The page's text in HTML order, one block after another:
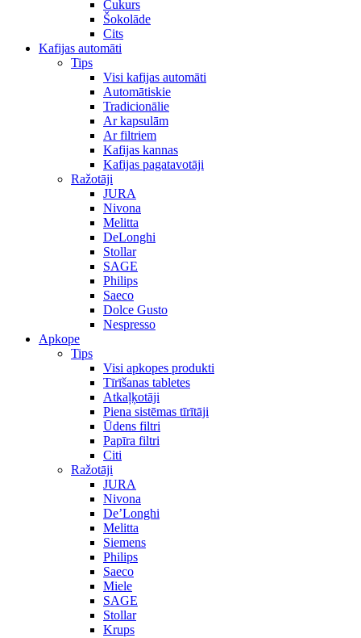
Cukurs
Šokolāde
Cits
Kafijas automāti
Tips
Visi kafijas automāti
Automātiskie
Tradicionālie
Ar kapsulām
Ar filtriem
Kafijas kannas
Kafijas pagatavotāji
Ražotāji
JURA
Nivona
Melitta
DeLonghi
Stollar
SAGE
Philips
Saeco
Dolce Gusto
Nespresso
Apkope
Tips
Visi apkopes produkti
Tīrīšanas tabletes
Atkaļķotāji
Piena sistēmas tīrītāji
Ūdens filtri
Papīra filtri
Citi
Ražotāji
JURA
Nivona
De’Longhi
Melitta
Siemens
Philips
Saeco
Miele
SAGE
Stollar
Krups